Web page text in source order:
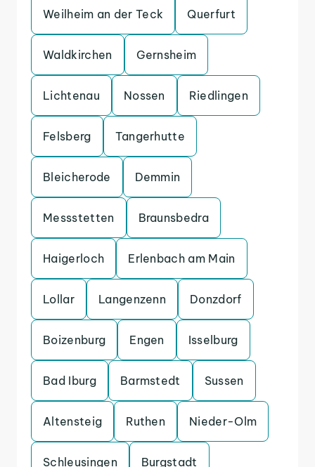
Weilheim an der Teck Querfurt
Waldkirchen Gernsheim
Lichtenau Nossen Riedlingen
Felsberg Tangerhutte
Bleicherode Demmin
Messstetten Braunsbedra
Haigerloch Erlenbach am Main
Lollar Langenzenn Donzdorf
Boizenburg Engen Isselburg
Bad Iburg Barmstedt Sussen
Altensteig Ruthen Nieder-Olm
Schleusingen Burgstadt